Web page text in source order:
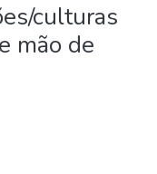
culturas
mão de